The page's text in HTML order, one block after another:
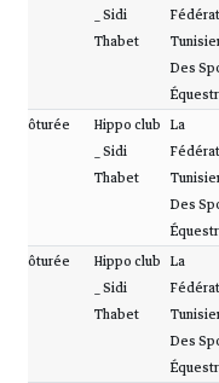
Des
_ Sidi
Thabet
La
Des
Hippo club
_ Sidi
Thabet
Clôturée
La
Des
Hippo club
_ Sidi
Thabet
Clôturée